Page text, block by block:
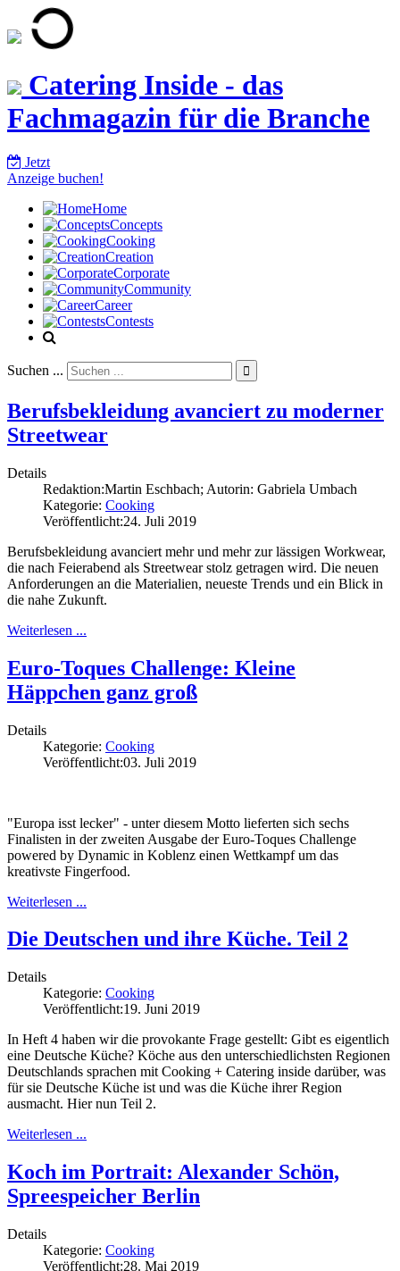
Catering Inside - das
Fachmagazin für die Branche
Jetzt
Anzeige buchen!
Home
Concepts
Cooking
Creation
Corporate
Community
Career
Contests
Suchen ... 
Berufsbekleidung avanciert zu moderner
Streetwear
Details
Redaktion:Martin Eschbach; Autorin: Gabriela Umbach
Kategorie: Cooking
Veröffentlicht:24. Juli 2019
Berufsbekleidung avanciert mehr und mehr zur lässigen Workwear,
die nach Feierabend als Streetwear stolz getragen wird. Die neuen
Anforderungen an die Materialien, neueste Trends und ein Blick in
die nahe Zukunft.
Weiterlesen ...
Euro-Toques Challenge: Kleine
Häppchen ganz groß
Details
Kategorie: Cooking
Veröffentlicht:03. Juli 2019
"Europa isst lecker" - unter diesem Motto lieferten sich sechs
Finalisten in der zweiten Ausgabe der Euro-Toques Challenge
powered by Dynamic in Koblenz einen Wettkampf um das
kreativste Fingerfood.
Weiterlesen ...
Die Deutschen und ihre Küche. Teil 2
Details
Kategorie: Cooking
Veröffentlicht:19. Juni 2019
In Heft 4 haben wir die provokante Frage gestellt: Gibt es eigentlich
eine Deutsche Küche? Köche aus den unterschiedlichsten Regionen
Deutschlands sprachen mit Cooking + Catering inside darüber, was
für sie Deutsche Küche ist und was die Küche ihrer Region
ausmacht. Hier nun Teil 2.
Weiterlesen ...
Koch im Portrait: Alexander Schön,
Spreespeicher Berlin
Details
Kategorie: Cooking
Veröffentlicht:28. Mai 2019